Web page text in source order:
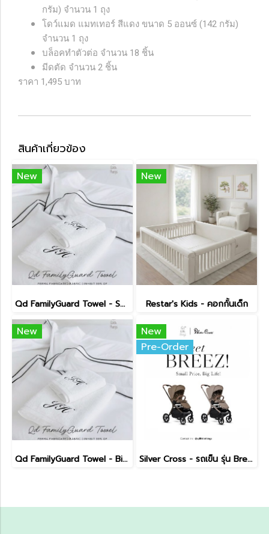
กรัม) จำนวน 1 ถุง
โดว์แมด แมทเทอร์ สีแดง ขนาด 5 ออนซ์ (142 กรัม)
จำนวน 1 ถุง
บล็อคทำตัวต่อ จำนวน 18 ชิ้น
มีดตัด จำนวน 2 ชิ้น
ราคา 1,495 บาท
สินค้าเกี่ยวข้อง
New
Qd FamilyGuard Towel - Small Size 38x81cm
New
Restar's Kids - คอกกั้นเด็ก
New
Qd FamilyGuard Towel - Big Size 70x140cm
New
Pre-Order
Silver Cross - รถเข็น รุ่น Breez Pushchair